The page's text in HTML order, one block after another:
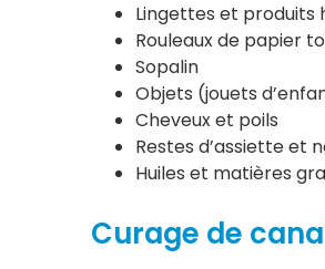
Lingettes et produits
Rouleaux de papier
Sopalin
Objets (jouets
Cheveux et poils
Restes d’assiette et
Huiles et matières
Curage de